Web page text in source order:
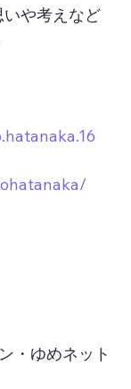
や考えなど
・ゆめネット